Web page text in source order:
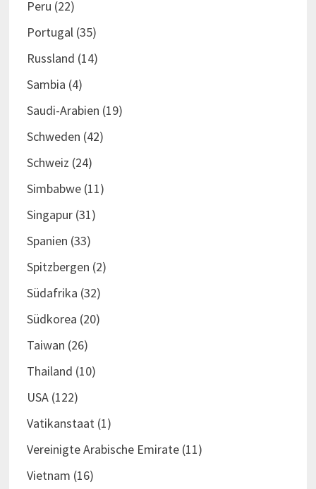
Peru (22)
Portugal(35)
Russland (14)
Sambia (4)
Saudi-Arabien (19)
Schweden (42)
Schweiz (24)
Simbabwe(11)
Singapur(31)
Spanien (33)
Spitzbergen (2)
Südafrika (32)
Südkorea (20)
Taiwan (26)
Thailand (10)
USA(122)
Vatikanstaat(1)
Vereinigte Arabische Emirate(11)
Vietnam (16)